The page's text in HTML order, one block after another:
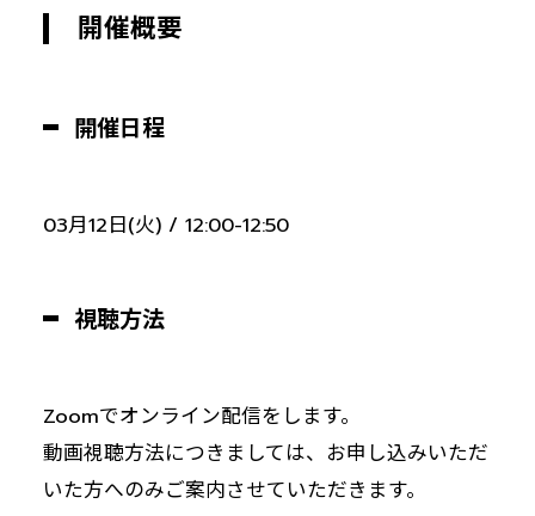
開催概要
開催日程
03月12日(火) / 12:00-12:50
視聴方法
Zoomでオンライン配信をします。
動画視聴方法につきましては、お申し込みいただ
いた方へのみご案内させていただきます。